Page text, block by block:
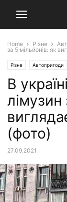
Home Різне
за 5 мільйонів: як
Різне Автопригоди
В
лімузин
(фото)
27.09.2021